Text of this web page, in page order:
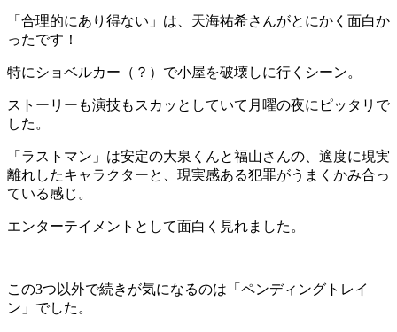
「合理的にあり得ない」は、天海祐希さんがとにかく面白か
ったです！
特にショベルカー（？）で小屋を破壊しに行くシーン。
ストーリーも演技もスカッとしていて月曜の夜にピッタリで
した。
「ラストマン」は安定の大泉くんと福山さんの、適度に現実
離れしたキャラクターと、現実感ある犯罪がうまくかみ合っ
ている感じ。
エンターテイメントとして面白く見れました。
この3つ以外で続きが気になるのは「ペンディングトレイ
ン」でした。